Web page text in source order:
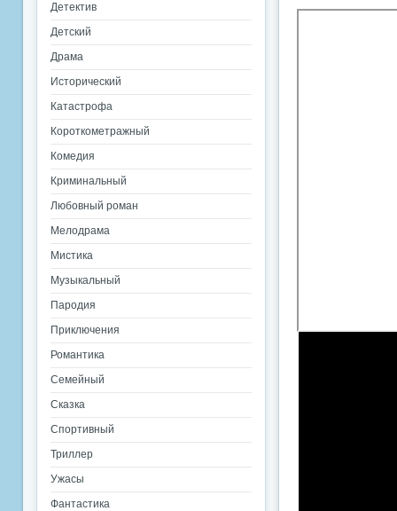
Детектив
Детский
Драма
Исторический
Катастрофа
Короткометражный
Комедия
Криминальный
Любовный роман
Мелодрама
Мистика
Музыкальный
Пародия
Приключения
Романтика
Семейный
Сказка
Спортивный
Триллер
Ужасы
Фантастика